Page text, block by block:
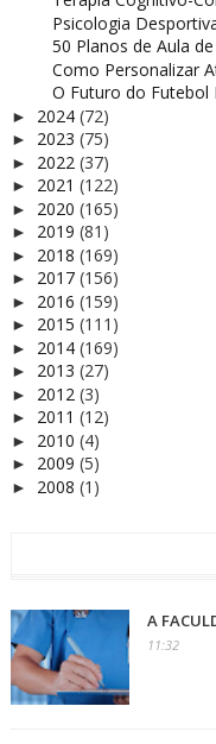
Psicologia
50 Planos de Aula
Como Personalizar
O Futuro do Futebol
► 2024 (72)
► 2023 (75)
► 2022 (37)
► 2021 (122)
► 2020 (165)
► 2019 (81)
► 2018 (169)
► 2017 (156)
► 2016 (159)
► 2015 (111)
► 2014 (169)
► 2013 (27)
► 2012 (3)
► 2011 (12)
► 2010 (4)
► 2009 (5)
► 2008 (1)
A
11:32